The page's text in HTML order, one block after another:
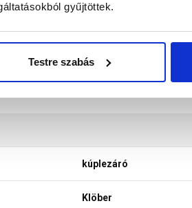
gyűjtöttek.
Testre szabás
kúplezáró
Klöber